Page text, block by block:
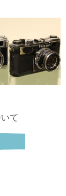
て